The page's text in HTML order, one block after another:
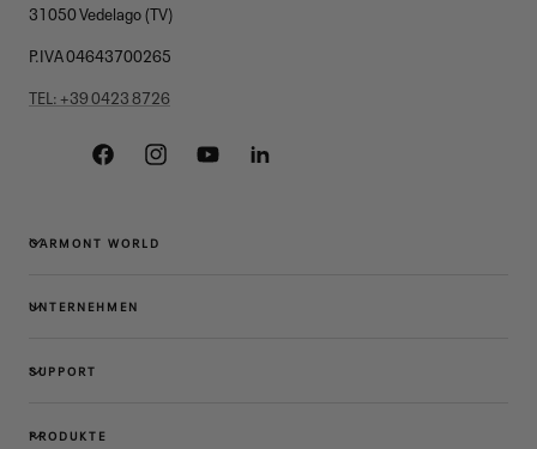
31050 Vedelago (TV)
P.IVA 04643700265
TEL: +39 0423 8726
FacebookInstagramYouTubeLinkedin
GARMONT WORLD
UNTERNEHMEN
SUPPORT
PRODUKTE